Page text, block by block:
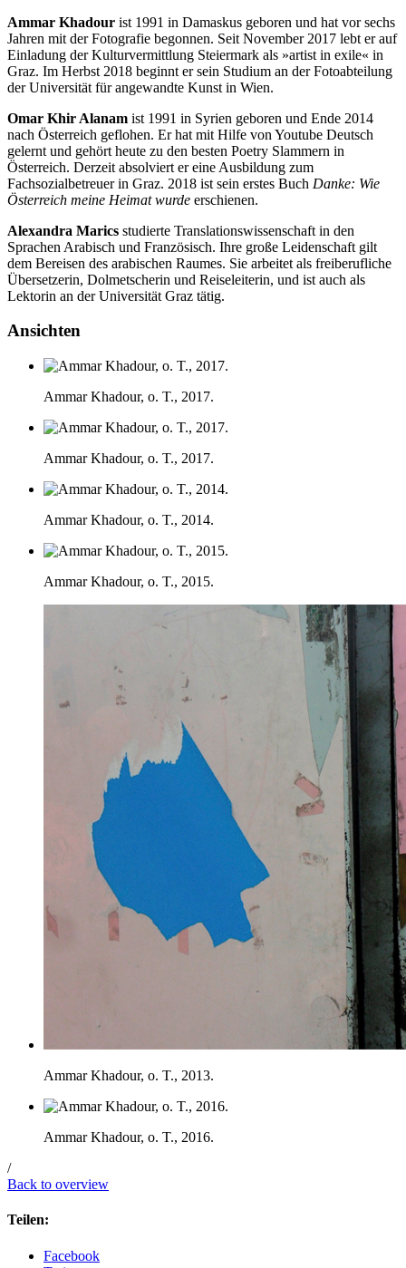
Ammar Khadour ist 1991 in Damaskus geboren und hat vor sechs
Jahren mit der Fotografie begonnen. Seit November 2017 lebt er auf
Einladung der Kulturvermittlung Steiermark als »artist in exile« in
Graz. Im Herbst 2018 beginnt er sein Studium an der Fotoabteilung
der Universität für angewandte Kunst in Wien.
Omar Khir Alanam ist 1991 in Syrien geboren und Ende 2014
nach Österreich geflohen. Er hat mit Hilfe von Youtube Deutsch
gelernt und gehört heute zu den besten Poetry Slammern in
Österreich. Derzeit absolviert er eine Ausbildung zum
Fachsozialbetreuer in Graz. 2018 ist sein erstes Buch Danke: Wie
Österreich meine Heimat wurde erschienen.
Alexandra Marics studierte Translationswissenschaft in den
Sprachen Arabisch und Französisch. Ihre große Leidenschaft gilt
dem Bereisen des arabischen Raumes. Sie arbeitet als freiberufliche
Übersetzerin, Dolmetscherin und Reiseleiterin, und ist auch als
Lektorin an der Universität Graz tätig.
Ansichten
Ammar Khadour, o. T., 2017.
Ammar Khadour, o. T., 2017.
Ammar Khadour, o. T., 2014.
Ammar Khadour, o. T., 2015.
Ammar Khadour, o. T., 2013.
Ammar Khadour, o. T., 2016.
/
Back to overview
Teilen:
Facebook